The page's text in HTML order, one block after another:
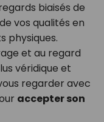
biaisés de
vos qualités en
physiques.
et au regard
véridique et
regarder avec
accepter son